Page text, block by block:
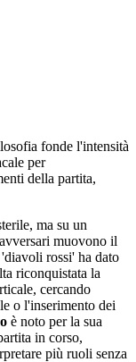
fonde l'intensità
per
della partita,
ma su un
muovono il
rossi' ha dato
riconquistata la
cercando
o l'inserimento dei
è noto per la sua
in corso,
più ruoli senza